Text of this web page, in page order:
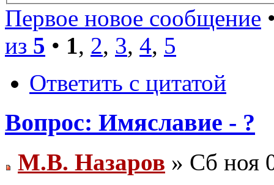
Первое новое сообщение
из 5 • 1, 2, 3, 4, 5
Ответить с цитатой
Вопрос: Имяславие - ?
М.В. Назаров » Сб ноя